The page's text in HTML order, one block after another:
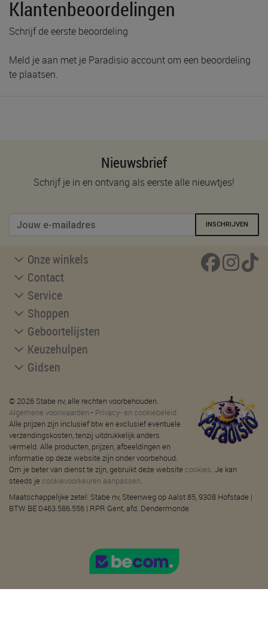
Klantenbeoordelingen
Schrijf de eerste beoordeling
Meld je aan met je Paradisio account om een beoordeling
te plaatsen.
Nieuwsbrief
Schrijf je in en ontvang als eerste alle nieuwtjes!
INSCHRIJVEN
Onze winkels
Contact
Service
Shoppen
Geboortelijsten
Keuzehulpen
Gidsen
© 2026 Stabe nv, alle rechten voorbehouden.
Algemene voorwaarden - Privacy- en cookiebeleid
Alle prijzen zijn inclusief btw en exclusief eventuele
verzendingskosten, tenzij uitdrukkelijk anders
vermeld. Alle producten, prijzen, afbeeldingen en
informatie op deze website zijn onder voorbehoud.
Om je beter van dienst te zijn, gebruikt deze website cookies. Je kan
steeds je cookievoorkeuren aanpassen.
Maatschappelijke zetel: Stabe nv, Steenweg op Aalst 85, 9308 Hofstade |
BTW BE 0463.586.556 | RPR Gent, afd. Dendermonde